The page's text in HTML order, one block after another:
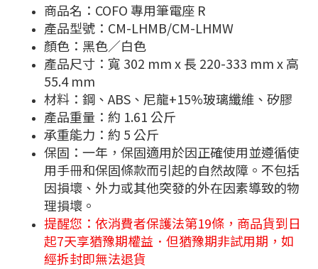
商品名：COFO 專用筆電座 R
產品型號：CM-LHMB/CM-LHMW
顏色：黑色／白色
產品尺寸：寬 302 mm x 長 220-333 mm x 高
55.4 mm
材料：鋼、ABS、尼龍+15%玻璃纖維、矽膠
產品重量：約 1.61 公斤
承重能力：約 5 公斤
保固：一年，保固適用於因正確使用並遵循使
用手冊和保固條款而引起的自然故障。不包括
因損壞、外力或其他突發的外在因素導致的物
理損壞。
提醒您：依消費者保護法第19條，商品貨到日
起7天享猶豫期權益．但猶豫期非試用期，如
經拆封即無法退貨